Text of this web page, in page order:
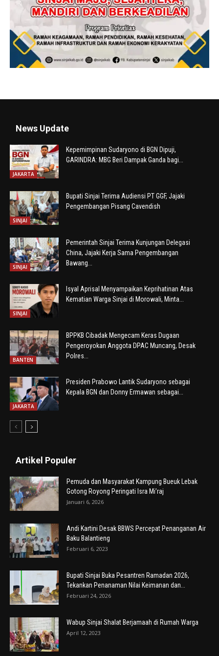
News Update
JAKARTA
Kepemimpinan Sudaryono di BGN Dipuji,
GARINDRA: MBG Beri Dampak Ganda bagi...
SINJAI
Bupati Sinjai Terima Audiensi PT GGF, Jajaki
Pengembangan Pisang Cavendish
SINJAI
Pemerintah Sinjai Terima Kunjungan Delegasi
China, Jajaki Kerja Sama Pengembangan
Bawang...
SINJAI
Isyal Aprisal Menyampaikan Keprihatinan Atas
Kematian Warga Sinjai di Morowali, Minta...
BANTEN
BPPKB Cibadak Mengecam Keras Dugaan
Pengeroyokan Anggota DPAC Muncang, Desak
Polres...
JAKARTA
Presiden Prabowo Lantik Sudaryono sebagai
Kepala BGN dan Donny Ermawan sebagai...
Artikel Populer
Pemuda dan Masyarakat Kampung Bueuk Lebak
Gotong Royong Peringati Isra Mi’raj
Januari 6, 2026
Andi Kartini Desak BBWS Percepat Penanganan Air
Baku Balantieng
Februari 6, 2023
Bupati Sinjai Buka Pesantren Ramadan 2026,
Tekankan Penanaman Nilai Keimanan dan...
Februari 24, 2026
Wabup Sinjai Shalat Berjamaah di Rumah Warga
April 12, 2023